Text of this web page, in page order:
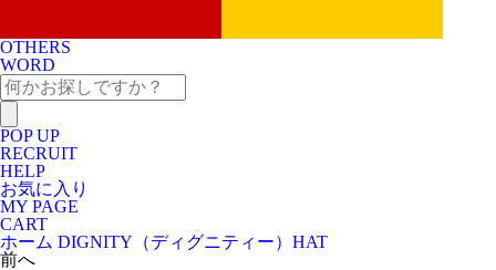
OTHERS
WORD
POP UP
RECRUIT
HELP
お気に入り
MY PAGE
CART
ホーム DIGNITY（ディグニティー） HAT
前へ